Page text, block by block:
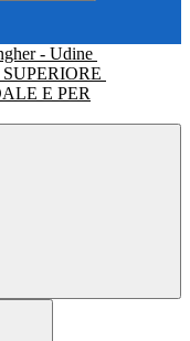
- Udine
E PER